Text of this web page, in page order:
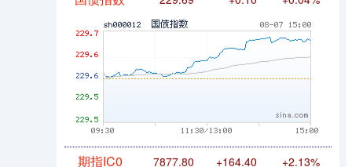
国债指数 229.69 +0.10 +0.04%